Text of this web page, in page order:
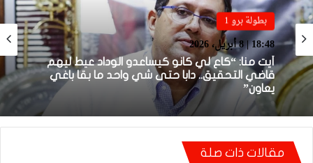
بطولة برو 1
18:48 | 8 أبريل، 2026
أيت منا: “كاع لي كانو كيساعدو الوداد عيط ليهم
قاضي التحقيق.. دابا حتى شي واحد ما بقا باغي
بطولة برو 1
22:23 | 6 أبريل، 2026
توالي النتائج السلبية يلاحق الوداد الرياضي بعد
تعادل جديد أمام الدفاع الحسني الجديدي
مقالات ذات صلة